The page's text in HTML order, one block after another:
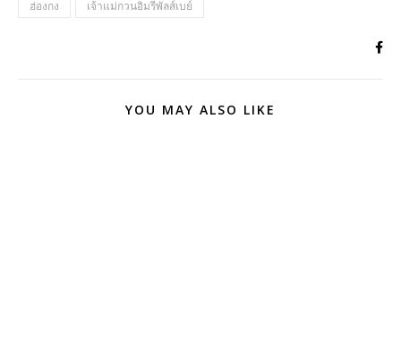
ฮ่องกง เจ้าแม่กวนอิมรีพัลส์เบย์
YOU MAY ALSO LIKE